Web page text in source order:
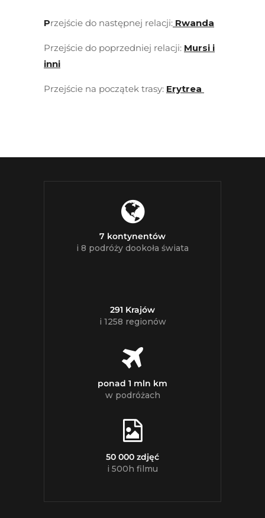
Przejście do następnej relacji: Rwanda
Przejście do poprzedniej relacji: Mursi i
inni
Przejście na początek trasy: Erytrea
7 kontynentów
i 8 podróży dookoła świata
291 Krajów
i 1258 regionów
ponad 1 mln km
w podróżach
50 000 zdjęć
i 500h filmu